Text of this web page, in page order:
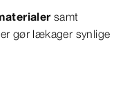
samt
gør lækager synlige